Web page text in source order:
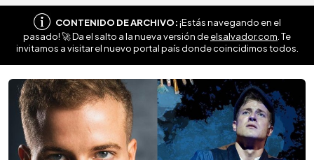
CONTENIDO DE ARCHIVO:¡Estás navegando en el
pasado! 🚀 Da el salto a la nueva versión deelsalvador.com . Te
invitamos a visitar el nuevo portal país donde coincidimos todos.